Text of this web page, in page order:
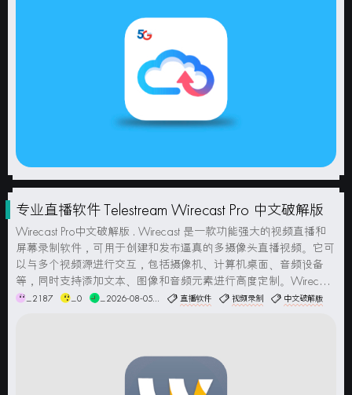
专业直播软件 Telestream Wirecast Pro 中文破解版
Wirecast Pro中文破解版 . Wirecast 是一款功能强大的视频直播和
屏幕录制软件，可用于创建和发布逼真的多摄像头直播视频。它可
以与多个视频源进行交互，包括摄像机、计算机桌面、音频设备
等，同时支持添加文本、图像和音频元素进行高度定制。Wirecast
提供了丰富的视频效果和实用功能，如虚拟3D剪辑、场景转换、
_2187 _0 _2026-08-05... 直播软件 视频录制 中文破解版